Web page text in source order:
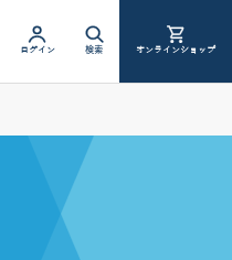
ログイン 検索 オンラインショップ